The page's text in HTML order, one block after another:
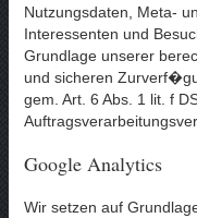
Nutzungsdaten, Meta-
Interessenten und
Grundlage unserer
und sicheren
gem. Art. 6 Abs. 1 lit. f
Google Analytics
Wir setzen auf